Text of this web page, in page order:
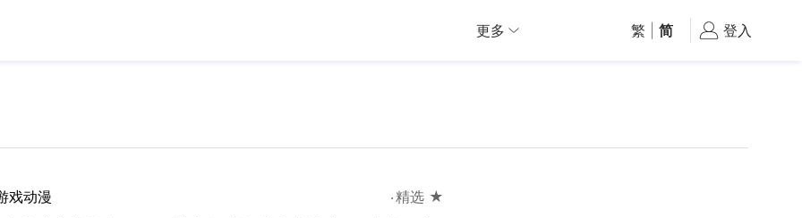
更多 繁 简 登入
戏动漫 精选 ★